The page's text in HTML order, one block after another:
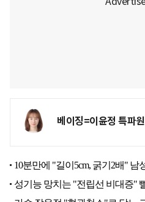
베이징=이윤정 특파원